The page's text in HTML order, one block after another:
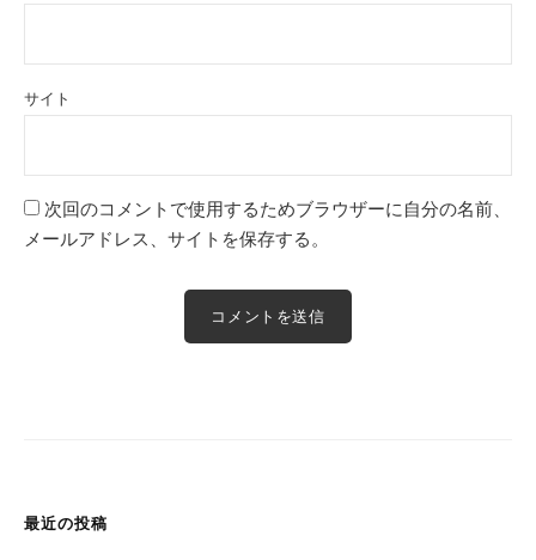
サイト
次回のコメントで使用するためブラウザーに自分の名前、
メールアドレス、サイトを保存する。
最近の投稿